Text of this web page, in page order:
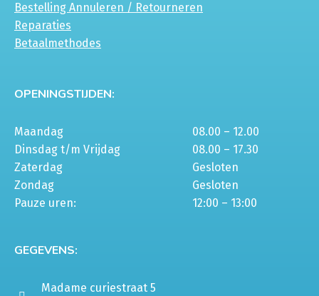
Bestelling Annuleren / Retourneren
Reparaties
Betaalmethodes
OPENINGSTIJDEN:
Maandag
08.00 – 12.00
Dinsdag t/m Vrijdag
08.00 – 17.30
Zaterdag
Gesloten
Zondag
Gesloten
Pauze uren:
12:00 – 13:00
GEGEVENS:
Madame curiestraat 5